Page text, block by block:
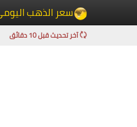
سعر الذهب
آخر تحديث قبل 10 دقائق